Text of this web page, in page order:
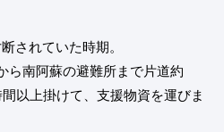
されていた時期。
ら南阿蘇の避難所まで片道約
以上掛けて、支援物資を運びま